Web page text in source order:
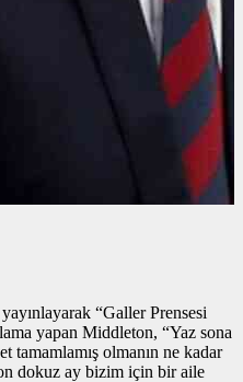
“Galler Prensesi
yapan Middleton, “Yaz sona
tamamlamış olmanın ne kadar
dokuz ay bizim için bir aile